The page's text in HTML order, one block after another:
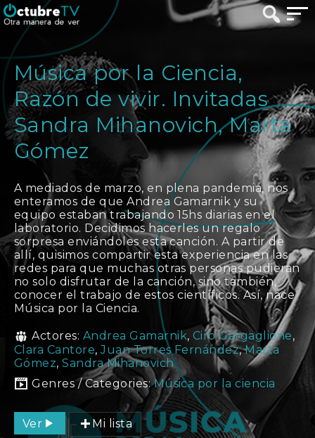
Música por la Ciencia,
Razón de vivir. Invitadas
Sandra Mihanovich, Marta
Gómez
A mediados de marzo, en plena pandemia, nos
enteramos de que Andrea Gamarnik y su
equipo estaban trabajando 15hs diarias en el
laboratorio. Decidimos hacerles un regalo
sorpresa enviándoles esta canción. A partir de
allí, quisimos compartir esta experiencia en las
redes para que muchas otras personas pudieran
no solo disfrutar de la canción, sino también,
conocer el trabajo de estos científicos. Así, nace
Música por la Ciencia.
Actores: Andrea Gamarnik, Ciro Gargaglione,
Clara Cantore,Juan Torres Fernández,Marta
Gómez,Sandra Mihanovich
Genres / Categories:Música por la ciencia
Ver Mi lista